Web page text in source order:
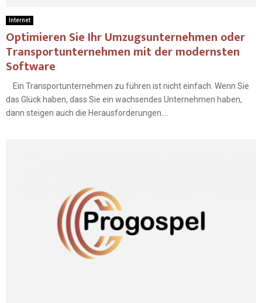
Internet
Optimieren Sie Ihr Umzugsunternehmen oder
Transportunternehmen mit der modernsten
Software
Ein Transportunternehmen zu führen ist nicht einfach. Wenn Sie
das Glück haben, dass Sie ein wachsendes Unternehmen haben,
dann steigen auch die Herausforderungen....